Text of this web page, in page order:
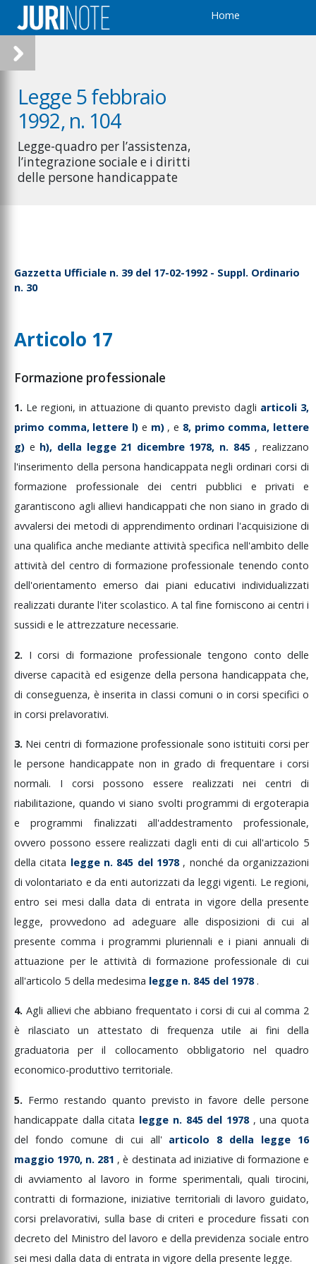
Home
Legge 5 febbraio
1992, n. 104
Legge-quadro per l’assistenza,
l’integrazione sociale e i diritti
delle persone handicappate
Gazzetta Ufficiale n. 39 del 17-02-1992 - Suppl. Ordinario
n. 30
Articolo 17
Formazione professionale
1. Le regioni, in attuazione diquantoprevistodagli articoli 3,
primo comma, lettere l) e m) ,e 8, primo comma, lettere
g) e h), della legge 21 dicembre 1978, n. 845 ,realizzano
l'inserimento della persona handicappatanegliordinaricorsidi
formazione professionaledeicentri pubblici eprivatie
garantiscono agliallievi handicappatiche nonsiano in gradodi
avvalersidei metodidi apprendimentoordinari l'acquisizionedi
unaqualifica anche medianteattivitàspecifica nell'ambitodelle
attivitàdel centro diformazioneprofessionale tenendoconto
dell'orientamentoemersodai piani educativiindividualizzati
realizzati durante l'iterscolastico. A tal fine forniscono ai centri i
sussidi e le attrezzature necessarie.
2. I corsi di formazione professionale tengono conto delle
diversecapacità ed esigenzedellapersona handicappatache,
di conseguenza, èinseritainclassi comuni o incorsispecificio
in corsi prelavorativi.
3. Nei centridi formazioneprofessionale sonoistituiti corsiper
le persone handicappate non in gradodifrequentareicorsi
normali. I corsi possono essere realizzati nei centri di
riabilitazione,quandovisiano svolti programmi diergoterapia
eprogrammi finalizzati all'addestramento professionale,
ovvero possono essererealizzatidagli enti dicuiall'articolo 5
dellacitata legge n. 845 del 1978 , nonché daorganizzazioni
divolontariato eda entiautorizzatida leggivigenti. Leregioni,
entro sei mesidalladatadi entrata in vigoredellapresente
legge, provvedonoad adeguare alledisposizioni dicui al
presentecomma iprogrammipluriennali eipiani annualidi
attuazione perle attività diformazione professionaledi cui
all'articolo 5 della medesima legge n. 845 del 1978 .
4. Agli allieviche abbiano frequentato icorsi di cui alcomma 2
è rilasciatoun attestatodi frequenzautile ai finidella
graduatoriaperil collocamento obbligatorio nelquadro
economico-produttivo territoriale.
5. Fermo restando quanto previstoinfavoredelle persone
handicappate dallacitata legge n. 845 del 1978 ,unaquota
del fondo comune di cui all' articolo 8 della legge 16
maggio 1970, n. 281 ,è destinata ad iniziative di formazionee
di avviamento allavoro in forme sperimentali,quali tirocini,
contratti diformazione,iniziative territoriali dilavoro guidato,
corsi prelavorativi, sulla base dicriterieprocedurefissaticon
decretodel Ministrodellavoro edellaprevidenza socialeentro
sei mesi dalla data di entrata in vigore della presente legge.